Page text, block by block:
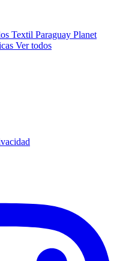
Textil Paraguay Planet
Ver todos